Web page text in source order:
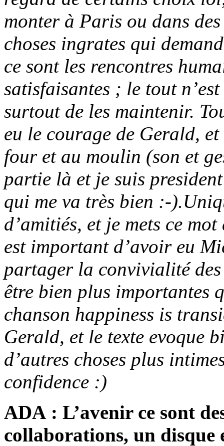
monter à Paris ou dans
choses ingrates qui
ce sont les rencontres
satisfaisantes ; le tout
surtout de les maintenir.
eu le courage de Gerald,
four et au moulin (son et
partie là et je suis
qui me va très bien :-
d’amitiés, et je mets ce
est important d’avoir eu
partager la convivialité des
être bien plus importantes
chanson happiness is
Gerald, et le texte evoque
d’autres choses plus
confidence :)
ADA : L’avenir ce sont
collaborations, un disque